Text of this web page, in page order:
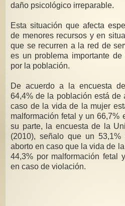
daño psicológico irreparable.
Esta situación que afecta
de menores recursos y en
que se recurren a la red de
es un problema importante
por la población.
De acuerdo a la encuesta
64,4% de la población está de
caso de la vida de la mujer
malformación fetal y un 66,7%
su parte, la encuesta de la
(2010), señalo que un
aborto en caso que la vida de
44,3% por malformación fetal
en caso de violación.